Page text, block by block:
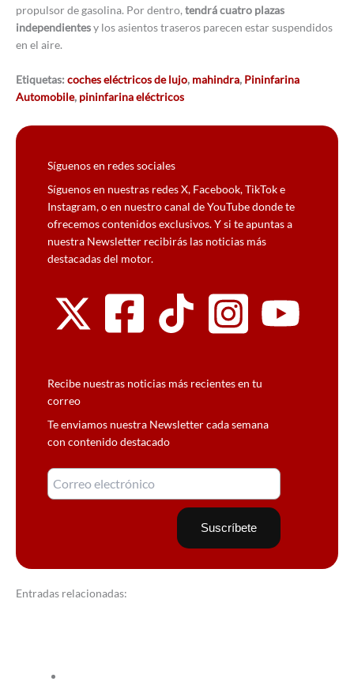
propulsor de gasolina. Por dentro, tendrá cuatro plazas
independientesy los asientos traseros parecen estar suspendidos
en el aire.
Etiquetas: coches eléctricos de lujo, mahindra, Pininfarina
Automobile, pininfarina eléctricos
Síguenos en redes sociales
Síguenos en nuestras redes X, Facebook, TikTok e
Instagram, o en nuestro canal de YouTube donde te
ofrecemos contenidos exclusivos. Y si te apuntas a
nuestra Newsletter recibirás las noticias más
destacadas del motor.
Recibe nuestras noticias más recientes en tu
correo
Te enviamos nuestra Newsletter cada semana
con contenido destacado
Entradas relacionadas: